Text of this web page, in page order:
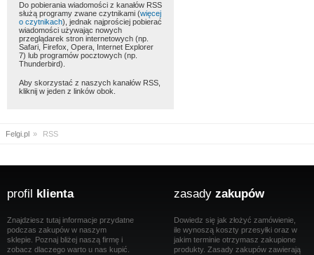
Do pobierania wiadomości z kanałów RSS
służą programy zwane czytnikami (więcej
o czytnikach), jednak najprościej pobierać
wiadomości używając nowych
przeglądarek stron internetowych (np.
Safari, Firefox, Opera, Internet Explorer
7) lub programów pocztowych (np.
Thunderbird).
Aby skorzystać z naszych kanałów RSS,
kliknij w jeden z linków obok.
Felgi.pl » RSS
profil klienta
Znajdziesz tutaj informacje przydatne
podczas zakupów w naszym
sklepie. Poznaj bliżej naszą firmę i
zobacz dlaczego warto u nas kupić.
zasady zakupów
Dowiedz się jak złożyć zamówienie,
ile wynoszą koszty przesyłki oraz w
jakim terminie otrzymasz zakupione
produkty. Zasady zakupów zawierają